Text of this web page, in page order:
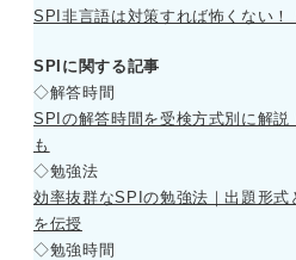
SPI非言語は対策すれば怖くない！
SPIに関する記事
◇解答時間
SPIの解答時間を受検方式別に解説
も
◇勉強法
効率抜群なSPIの勉強法｜出題形式
を伝授
◇勉強時間